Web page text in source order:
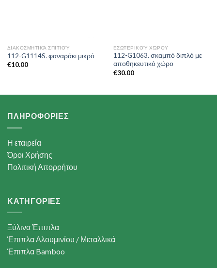
ΔΙΑΚΟΣΜΗΤΙΚΆ ΣΠΙΤΙΟΎ
112-G1114S. φαναράκι μικρό
€10.00
ΕΣΩΤΕΡΙΚΟΎ ΧΏΡΟΥ
112-G1063. σκαμπό διπλό με
αποθηκευτικό χώρο
€30.00
ΠΛΗΡΟΦΟΡΙΕΣ
Η εταιρεία
Όροι Χρήσης
Πολιτική Απορρήτου
ΚΑΤΗΓΟΡΙΕΣ
Ξύλινα Έπιπλα
Έπιπλα Αλουμινίου / Μεταλλικά
Έπιπλα Bamboo